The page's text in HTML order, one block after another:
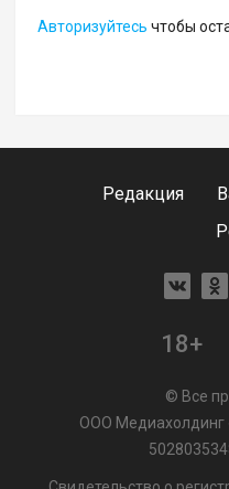
Авторизуйтесь чтобы
Редакция
18+
© Все
ООО Медиахолдинг